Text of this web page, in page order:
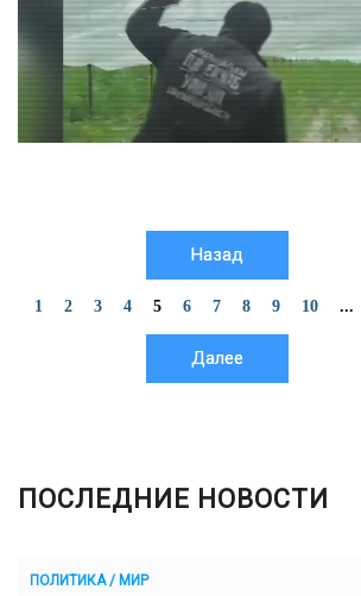
Назад
1 2 3 4 5 6 7 8 9 10 ...
Далее
ПОСЛЕДНИЕ НОВОСТИ
ПОЛИТИКА / МИР